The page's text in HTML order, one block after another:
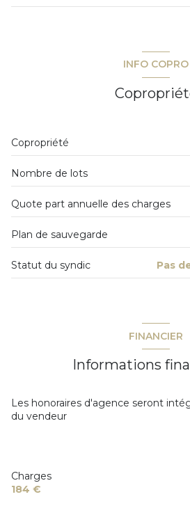
exposition Sud
terrasse
INFO COPRO
Copropriété
Nombre de lots
Quote part annuelle des charges
Plan de sauvegarde
Statut du syndic Pas
FINANCIER
Informations
Les honoraires d'agence seront
du vendeur
Charges
184 €